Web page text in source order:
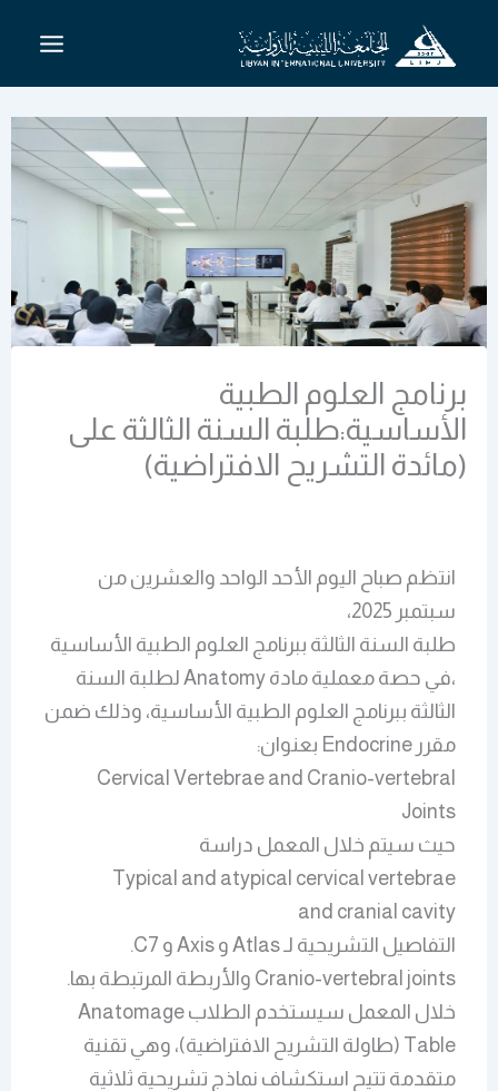
المحتوى
برنامج العلوم الطبية
الأساسية:طلبة السنة الثالثة على
(مائدة التشريح الافتراضية)
انتظم صباح اليوم الأحد الواحد والعشرين من
سبتمبر 2025،
طلبة السنة الثالثة ببرنامج العلوم الطبية الأساسية
،في حصة معملية مادة Anatomy لطلبة السنة
الثالثة ببرنامج العلوم الطبية الأساسية، وذلك ضمن
مقرر Endocrine بعنوان:
Cervical Vertebrae and Cranio-vertebral
Joints
حيث سيتم خلال المعمل دراسة
Typical and atypical cervical vertebrae
and cranial cavity
التفاصيل التشريحية لـ Atlas و Axis و C7.
Cranio-vertebral joints والأربطة المرتبطة بها.
خلال المعمل سيستخدم الطلاب Anatomage
Table (طاولة التشريح الافتراضية)، وهي تقنية
متقدمة تتيح استكشاف نماذج تشريحية ثلاثية